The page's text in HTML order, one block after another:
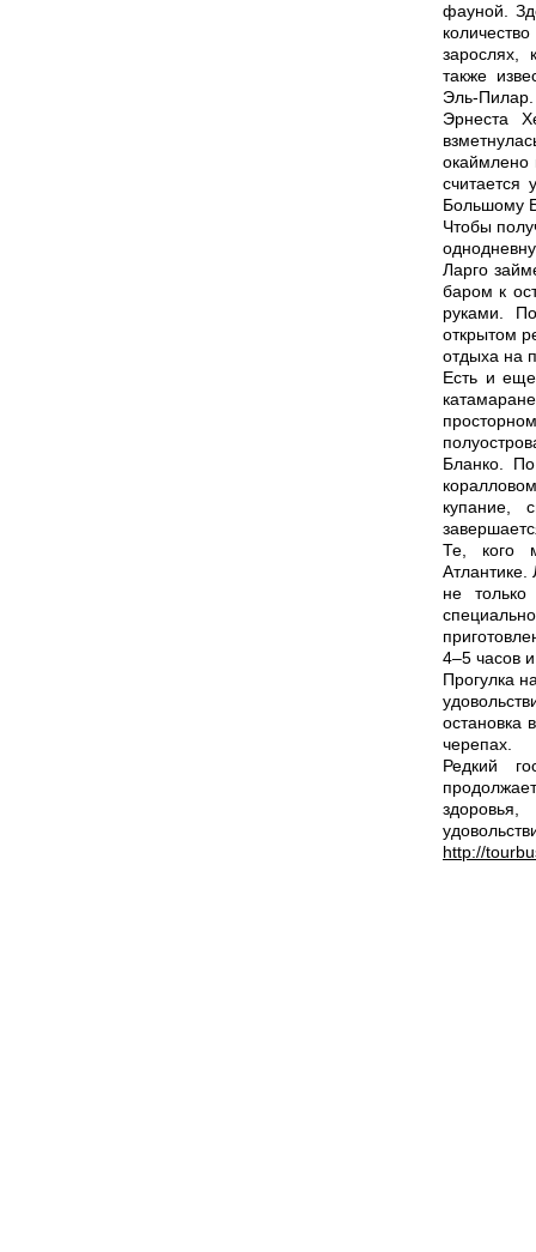
фауной.
зарослях,
также
Эль-
Эрнеста
считается
Большому
Чтобы
Ларго
баром к
руками.
открытом
отдыха на
Есть и
Бланко.
купание,
Те, кого
Атлантике.
не
4–5 часов
Прогулка
остановка
черепах.
Редкий
http://